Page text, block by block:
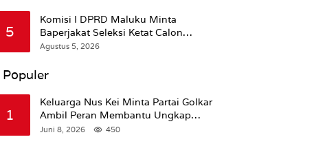
5
Komisi I DPRD Maluku Minta
Baperjakat Seleksi Ketat Calon
Pejabat Termasuk Rekam Jejak
Agustus 5, 2026
Populer
1
Keluarga Nus Kei Minta Partai Golkar
Ambil Peran Membantu Ungkap
Kematian Almarhum
Juni 8, 2026 450